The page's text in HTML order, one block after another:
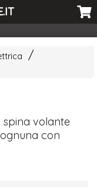
spina volante
con